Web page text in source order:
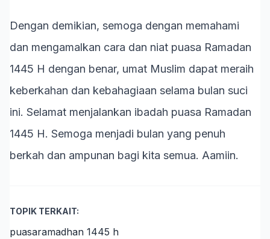
Dengan demikian, semoga dengan memahami
dan mengamalkan cara dan niat puasa Ramadan
1445 H dengan benar, umat Muslim dapat meraih
keberkahan dan kebahagiaan selama bulan suci
ini. Selamat menjalankan ibadah puasa Ramadan
1445 H. Semoga menjadi bulan yang penuh
berkah dan ampunan bagi kita semua. Aamiin.
TOPIK TERKAIT:
puasaramadhan 1445 h